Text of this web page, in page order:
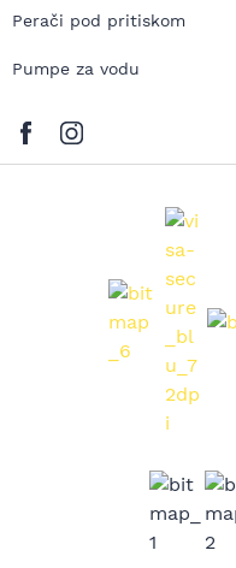
Perači pod pritiskom
Pumpe za vodu